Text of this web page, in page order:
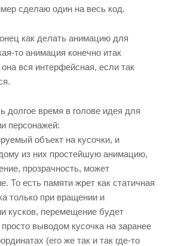
сделаю один на весь код.
как делать анимацию для
то анимация конечно итак
она вся интерфейсная, если так
долгое время в голове идея для
персонажей:
объект на кусочки, и
из них простейшую анимацию,
прозрачность, может
То есть памяти жрет как статичная
только при вращении и
кусков, перемещение будет
выводом кусочка на заранее
(его же так и так где-то